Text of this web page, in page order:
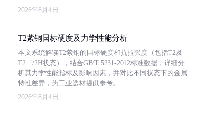
2026年8月4日
T2紫铜国标硬度及力学性能分析
本文系统解读T2紫铜的国标硬度和抗拉强度（包括T2及
T2_1/2H状态），结合GB/T 5231-2012标准数据，详细分
析其力学性能指标及影响因素，并对比不同状态下的金属
特性差异，为工业选材提供参考。
2026年8月4日